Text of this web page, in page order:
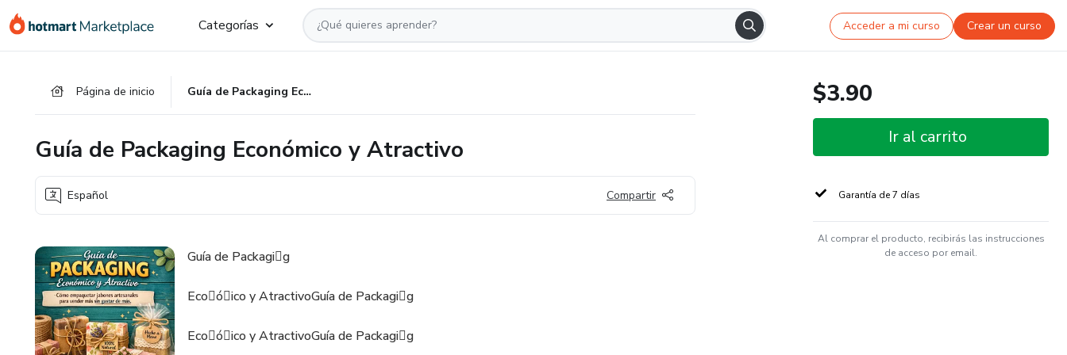
Categorías Acceder a mi curso Crear un curso
Página de inicio Guía de Packaging Económico y Atractivo
Guía de Packaging Económico y Atractivo
Español Compartir
Guía de Packagi􀀮g
Eco􀀮ó􀀬ico y AtractivoGuía de Packagi􀀮g
Eco􀀮ó􀀬ico y AtractivoGuía de Packagi􀀮g
$3.90
Ir al carrito
Garantía de 7 días
Al comprar el producto, recibirás las instrucciones
de acceso por email.